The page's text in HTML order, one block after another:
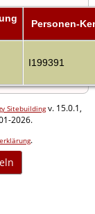
Personen-
I199391
Sitebuildingv. 15.0.1,
2026.
.